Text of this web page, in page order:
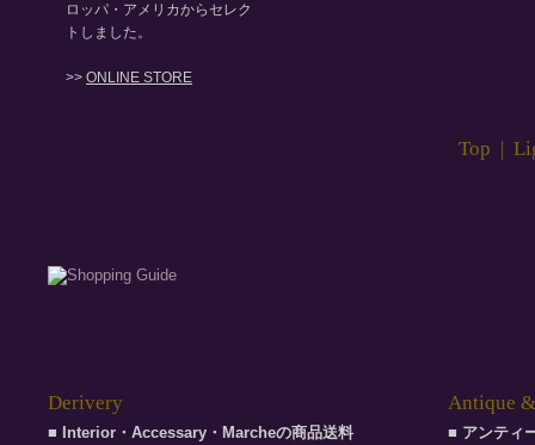
Top |
ロッパ・アメリカからセレク
トしました。
>> ONLINE STORE
Derivery
■ Interior・Accessary・Marcheの商品送料
Antique
■ アンティ